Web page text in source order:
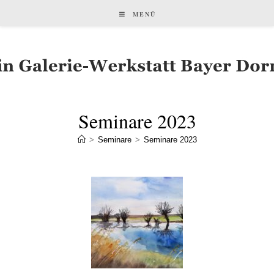
MENÜ
Seminare 2023
> Seminare > Seminare 2023